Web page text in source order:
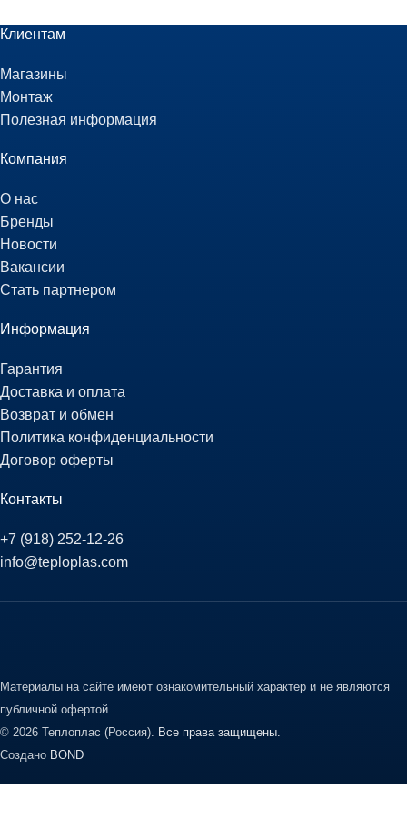
Клиентам
Магазины
Монтаж
Полезная информация
Компания
О нас
Бренды
Новости
Вакансии
Стать партнером
Информация
Гарантия
Доставка и оплата
Возврат и обмен
Политика конфиденциальности
Договор оферты
Контакты
+7 (918) 252-12-26
info@teploplas.com
Материалы на сайте имеют ознакомительный характер и не являются
публичной офертой.
© 2026 Теплоплас (Россия). Все права защищены.
Создано BOND